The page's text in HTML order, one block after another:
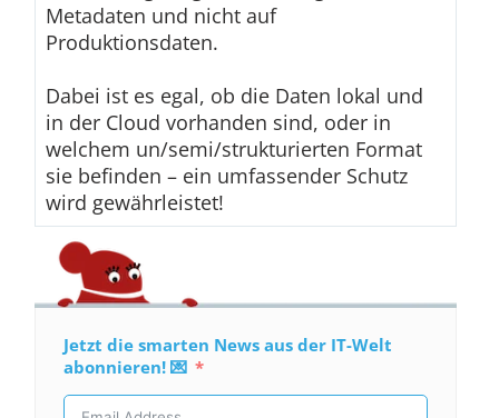
Metadaten und nicht auf
Produktionsdaten.
Dabei ist es egal, ob die Daten lokal und
in der Cloud vorhanden sind, oder in
welchem un/semi/strukturierten Format
sie befinden – ein umfassender Schutz
wird gewährleistet!
Jetzt die smarten News aus der IT-Welt
abonnieren! 💌